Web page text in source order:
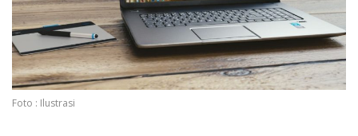
Foto : Ilustrasi